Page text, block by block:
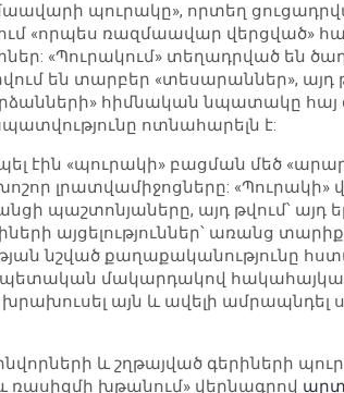
պուրակը», որտեղ
«որպես ռազմաավար վերցված»
«Պուրակում» տեղադրված են
են տարբեր «տեսարաններ», այդ
հիմնական նպատակը հայ
ոտնահարելն է:
էին «պուրակի» բացման մեծ
լրատվամիջոցները: «Պուրակի»
պաշտոնյաները, այդ թվում՝ այդ
այցելություններ՝ առանց
նշված քաղաքականությունը
պետական մակարդակով
խրախուսել այն և ավելի
և շղթայված գերիների
խթանում» վերնագրով